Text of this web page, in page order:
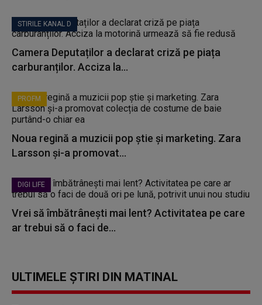
STIRILE KANAL D
Camera Deputaților a declarat criză pe piața
carburanților. Acciza la...
PROFM
Noua regină a muzicii pop știe și marketing. Zara
Larsson și-a promovat...
DIGI LIFE
Vrei să îmbătrânești mai lent? Activitatea pe care
ar trebui să o faci de...
ULTIMELE ȘTIRI DIN MATINAL